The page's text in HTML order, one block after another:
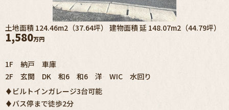
土地面積 124.46m2（37.64坪） 建物面積 延 148.07m2（44.79坪）
1,580万円
1F 納戸 車庫
2F 玄関 DK 和6 和6 洋 WIC 水回り
♦ビルトインガレージ3台可能
♦バス停まで徒歩2分